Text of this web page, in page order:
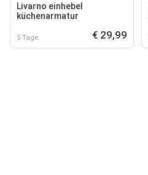
Livarno einhebel
küchenarmatur
5 Tage € 29,99